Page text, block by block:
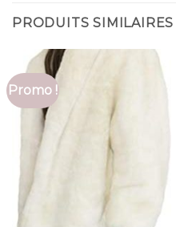
PRODUITS SIMILAIRES
Promo !